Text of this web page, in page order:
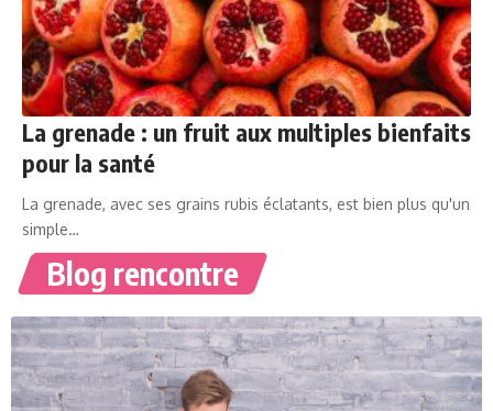
La grenade : un fruit aux multiples bienfaits
pour la santé
La grenade, avec ses grains rubis éclatants, est bien plus qu'un
simple…
Blog rencontre